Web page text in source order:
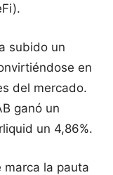
subido un
en
del mercado.
ganó un
un 4,86%.
marca la pauta